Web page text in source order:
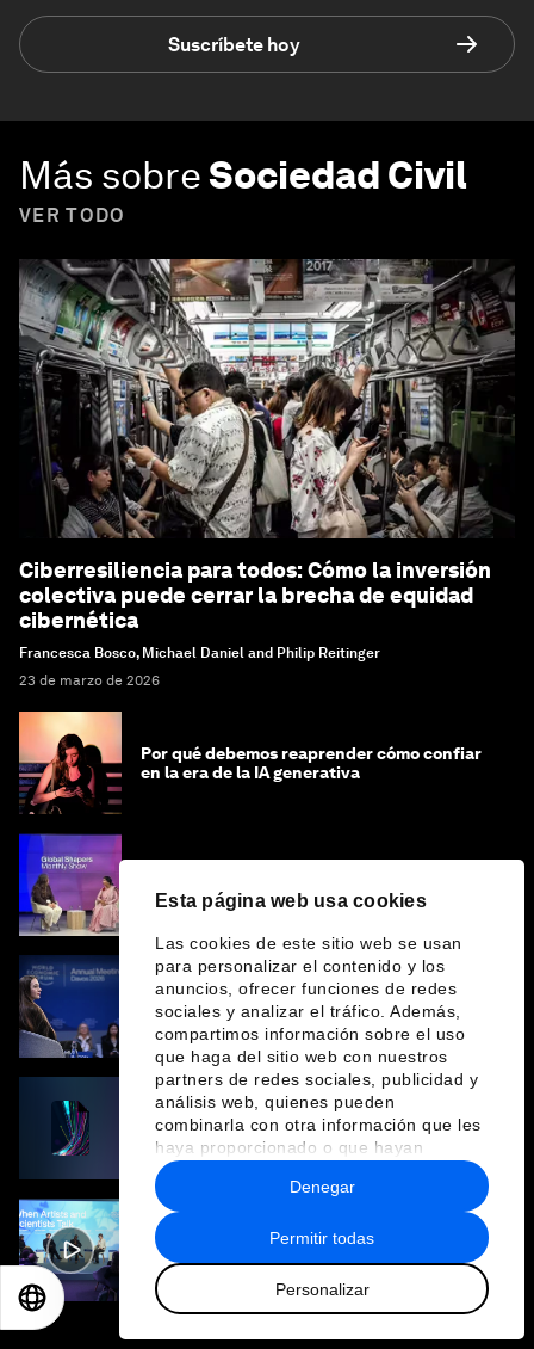
Esta página web usa cookies
Las cookies de este sitio web se usan
para personalizar el contenido y los
anuncios, ofrecer funciones de redes
sociales y analizar el tráfico. Además,
compartimos información sobre el uso
que haga del sitio web con nuestros
partners de redes sociales, publicidad y
análisis web, quienes pueden
combinarla con otra información que les
haya proporcionado o que hayan
recopilado a partir del uso que haya
hecho de sus servicios.
Permitir todas
Personalizar
Denegar
Suscríbete hoy
Más sobreSociedad Civil
VER TODO
Ciberresiliencia para todos: Cómo la inversión
colectiva puede cerrar la brecha de equidad
cibernética
Francesca Bosco, Michael Daniel and Philip Reitinger
23 de marzo de 2026
Por qué debemos reaprender cómo confiar
en la era de la IA generativa
liderazgo para mujeres es ineficiente y
costosa
Cinco líderes de derechos humanos tienen
un mensaje para Davos
Harnessing Data and Intelligence for
Collective Advantage: Ending Forced
Labour in Global Supply Chains
When Artists and Scientists Talk
EN